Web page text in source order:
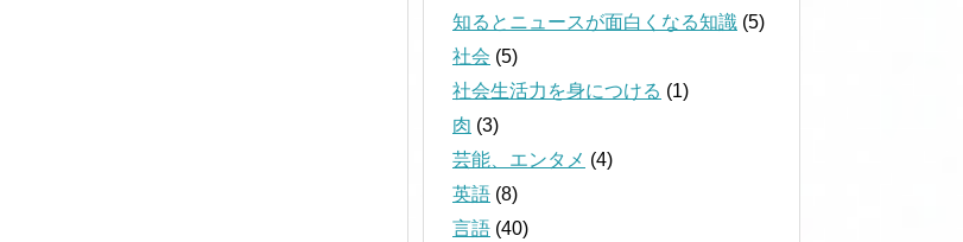
知るとニュースが面白くなる知識 (5)
社会 (5)
社会生活力を身につける (1)
肉 (3)
芸能、エンタメ (4)
英語 (8)
言語 (40)